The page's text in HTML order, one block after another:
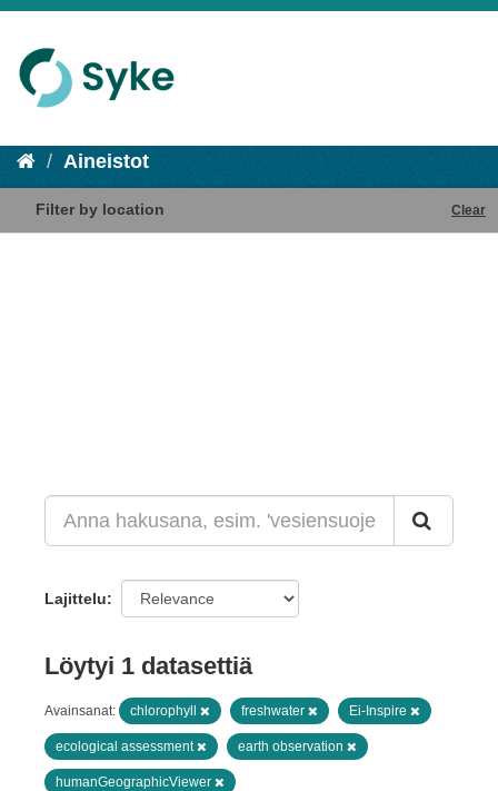
Aineistot
Filter by location Clear
Lajittelu
Löytyi 1 datasettiä
Avainsanat: chlorophyll freshwater Ei-Inspire
ecological assessment earth observation
humanGeographicViewer